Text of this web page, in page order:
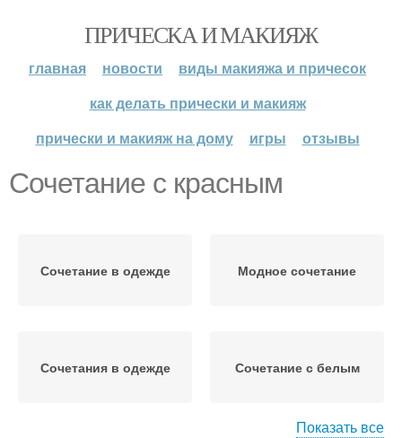
ПРИЧЕСКА И МАКИЯЖ
главная новости
виды макияжа и причесок
как делать прически и макияж
прически и макияж на дому
игры отзывы
Сочетание с красным
Сочетание в одежде Модное сочетание
Сочетания в одежде Сочетание с белым
Показать все